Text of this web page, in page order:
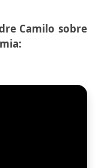
Camilo sobre